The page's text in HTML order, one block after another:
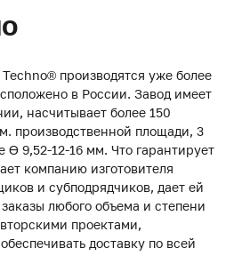
производятся уже более
в России. Завод имеет
насчитывает более 150
производственной площади, 3
ϴ 9,52-12-16 мм. Что гарантирует
компанию изготовителя
и субподрядчиков, дает ей
любого объема и степени
проектами,
доставку по всей